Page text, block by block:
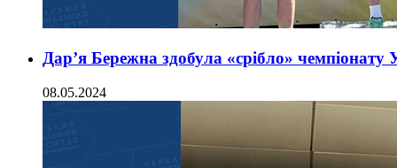
Дарʼя Бережна здобула «срібло» чемпіонату
08.05.2024